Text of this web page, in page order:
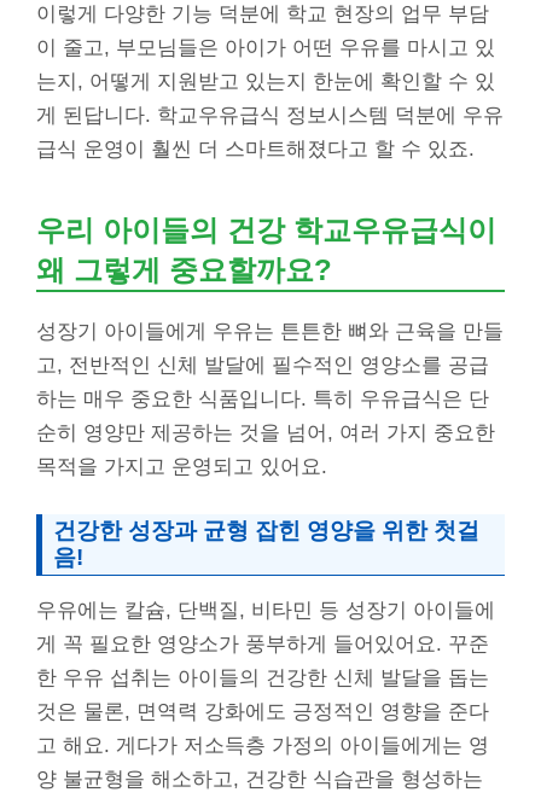
이렇게 다양한 기능 덕분에 학교 현장의 업무 부담
이 줄고, 부모님들은 아이가 어떤 우유를 마시고 있
는지, 어떻게 지원받고 있는지 한눈에 확인할 수 있
게 된답니다. 학교우유급식 정보시스템 덕분에 우유
급식 운영이 훨씬 더 스마트해졌다고 할 수 있죠.
우리 아이들의 건강 학교우유급식이
왜 그렇게 중요할까요?
성장기 아이들에게 우유는 튼튼한 뼈와 근육을 만들
고, 전반적인 신체 발달에 필수적인 영양소를 공급
하는 매우 중요한 식품입니다. 특히 우유급식은 단
순히 영양만 제공하는 것을 넘어, 여러 가지 중요한
목적을 가지고 운영되고 있어요.
건강한 성장과 균형 잡힌 영양을 위한 첫걸
음!
우유에는 칼슘, 단백질, 비타민 등 성장기 아이들에
게 꼭 필요한 영양소가 풍부하게 들어있어요. 꾸준
한 우유 섭취는 아이들의 건강한 신체 발달을 돕는
것은 물론, 면역력 강화에도 긍정적인 영향을 준다
고 해요. 게다가 저소득층 가정의 아이들에게는 영
양 불균형을 해소하고, 건강한 식습관을 형성하는